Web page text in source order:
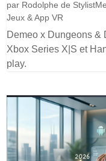
par Rodolphe de StylistMe
Jeux & App VR
Demeo x Dungeons &
Xbox Series X|S et
play.